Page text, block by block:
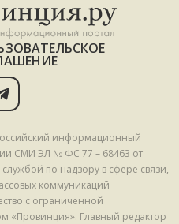
информационный
СМИ ЭЛ № ФС 77 – 68463 от
по надзору в сфере связи,
коммуникаций
с ограниченной
«Провинция». Главный редактор